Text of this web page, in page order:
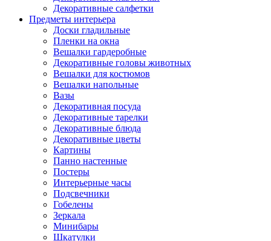
Декоративные салфетки
Предметы интерьера
Доски гладильные
Пленки на окна
Вешалки гардеробные
Декоративные головы животных
Вешалки для костюмов
Вешалки напольные
Вазы
Декоративная посуда
Декоративные тарелки
Декоративные блюда
Декоративные цветы
Картины
Панно настенные
Постеры
Интерьерные часы
Подсвечники
Гобелены
Зеркала
Минибары
Шкатулки